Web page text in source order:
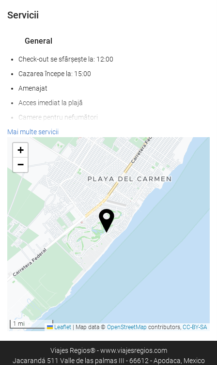
Servicii
General
Check-out se sfârșește la: 12:00
Cazarea începe la: 15:00
Amenajat
Acces imediat la plajă
Camere pentru nefumători
fumatul interzis în toate spaţiile publice şi private
Nu sunt permise animale de companie
ActivitÄÅ£i
Acces la plajă
Sporturi acvatice
Pescuit
Tennis
Închiriere echipament sportiv
Ping pong
Biliard
ciclism
SPA
bar la piscină
Mai multe servicii
+
−
1 mi Leaflet Map data © OpenStreetMap contributors, CC-BY-SA
Viajes Regios® - www.viajesregios.com
Jacarandá 511 Valle de las palmas III - 66612 - Apodaca, Mexico